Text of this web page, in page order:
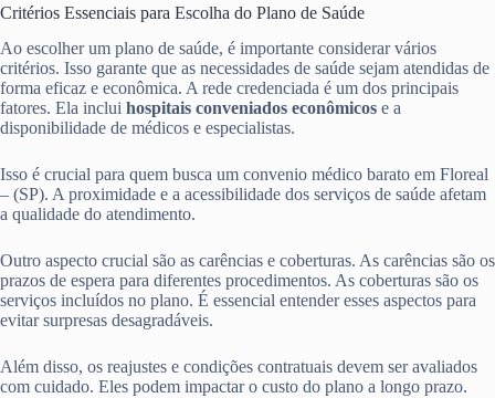
Critérios Essenciais para Escolha do Plano de Saúde
Ao escolher um plano de saúde, é importante considerar vários
critérios. Isso garante que as necessidades de saúde sejam atendidas de
forma eficaz e econômica. A rede credenciada é um dos principais
fatores. Ela inclui hospitais conveniados econômicos e a
disponibilidade de médicos e especialistas.
Isso é crucial para quem busca um convenio médico barato em Floreal
– (SP). A proximidade e a acessibilidade dos serviços de saúde afetam
a qualidade do atendimento.
Outro aspecto crucial são as carências e coberturas. As carências são os
prazos de espera para diferentes procedimentos. As coberturas são os
serviços incluídos no plano. É essencial entender esses aspectos para
evitar surpresas desagradáveis.
Além disso, os reajustes e condições contratuais devem ser avaliados
com cuidado. Eles podem impactar o custo do plano a longo prazo.